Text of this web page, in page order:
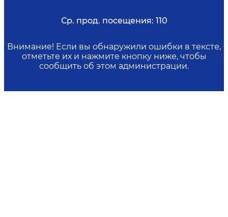
Ср. прод. посещения: 110
Внимание! Если вы обнаружили ошибки в тексте,
отметьте их и нажмите кнопку ниже, чтобы
сообщить об этом администрации.